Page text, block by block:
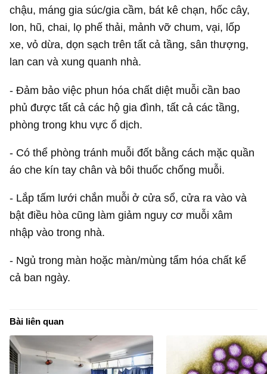
chậu, máng gia súc/gia cầm, bát kê chạn, hốc cây,
lon, hũ, chai, lọ phế thải, mảnh vỡ chum, vại, lốp
xe, vỏ dừa, dọn sạch trên tất cả tầng, sân thượng,
lan can và xung quanh nhà.
- Đảm bảo việc phun hóa chất diệt muỗi cần bao
phủ được tất cả các hộ gia đình, tất cả các tầng,
phòng trong khu vực ổ dịch.
- Có thể phòng tránh muỗi đốt bằng cách mặc quần
áo che kín tay chân và bôi thuốc chống muỗi.
- Lắp tấm lưới chắn muỗi ở cửa sổ, cửa ra vào và
bật điều hòa cũng làm giảm nguy cơ muỗi xâm
nhập vào trong nhà.
- Ngủ trong màn hoặc màn/mùng tẩm hóa chất kể
cả ban ngày.
Bài liên quan